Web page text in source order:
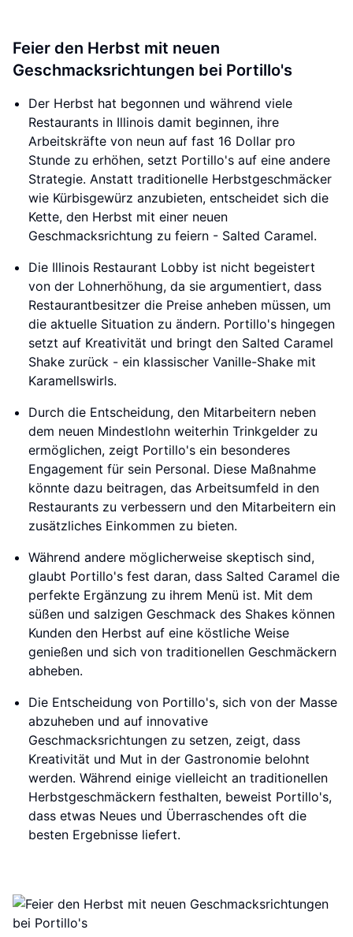
Feier den Herbst mit neuen
Geschmacksrichtungen bei Portillo's
Der Herbst hat begonnen und während viele
Restaurants in Illinois damit beginnen, ihre
Arbeitskräfte von neun auf fast 16 Dollar pro
Stunde zu erhöhen, setzt Portillo's auf eine andere
Strategie. Anstatt traditionelle Herbstgeschmäcker
wie Kürbisgewürz anzubieten, entscheidet sich die
Kette, den Herbst mit einer neuen
Geschmacksrichtung zu feiern - Salted Caramel.
Die Illinois Restaurant Lobby ist nicht begeistert
von der Lohnerhöhung, da sie argumentiert, dass
Restaurantbesitzer die Preise anheben müssen, um
die aktuelle Situation zu ändern. Portillo's hingegen
setzt auf Kreativität und bringt den Salted Caramel
Shake zurück - ein klassischer Vanille-Shake mit
Karamellswirls.
Durch die Entscheidung, den Mitarbeitern neben
dem neuen Mindestlohn weiterhin Trinkgelder zu
ermöglichen, zeigt Portillo's ein besonderes
Engagement für sein Personal. Diese Maßnahme
könnte dazu beitragen, das Arbeitsumfeld in den
Restaurants zu verbessern und den Mitarbeitern ein
zusätzliches Einkommen zu bieten.
Während andere möglicherweise skeptisch sind,
glaubt Portillo's fest daran, dass Salted Caramel die
perfekte Ergänzung zu ihrem Menü ist. Mit dem
süßen und salzigen Geschmack des Shakes können
Kunden den Herbst auf eine köstliche Weise
genießen und sich von traditionellen Geschmäckern
abheben.
Die Entscheidung von Portillo's, sich von der Masse
abzuheben und auf innovative
Geschmacksrichtungen zu setzen, zeigt, dass
Kreativität und Mut in der Gastronomie belohnt
werden. Während einige vielleicht an traditionellen
Herbstgeschmäckern festhalten, beweist Portillo's,
dass etwas Neues und Überraschendes oft die
besten Ergebnisse liefert.